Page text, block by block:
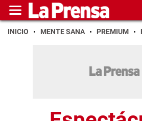
INICIO MENTE SANA PREMIUM